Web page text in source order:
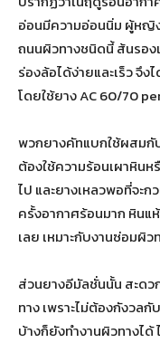
อ่อนมีความอ่อนนิ่ม ผู้หญิ
ถนนผิวทางชนิดนี้ ส้นรอง
ร่องล้อได้ง่ายและเร็ว จึ
โดยใช้ยาง AC 60/70
พวกยางคัทแบกใช้ผสมกั
ต้องใช้ความร้อนเผาหิน
ไป และยางเหลวพอที่จะ
ครั้งอากาศร้อนมาก หินแ
เลย เหมาะกับงานซ่อมผิ
ส่วนยางอีมัลชั่นนั้น สะดว
ทาง เพราะไม่ต้องกังวล
บ้างก็ยังทำงานผิวทางไ